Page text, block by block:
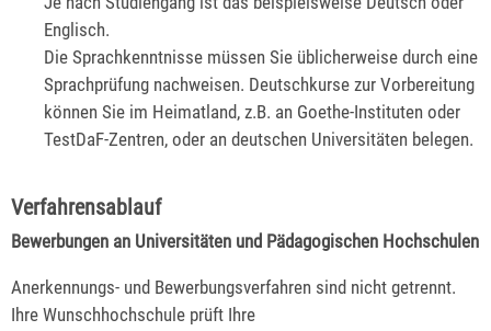
Englisch.
Die Sprachkenntnisse müssen Sie üblicherweise durch eine
Sprachprüfung nachweisen. Deutschkurse zur Vorbereitung
können Sie im Heimatland, z.B. an Goethe-Instituten oder
TestDaF-Zentren, oder an deutschen Universitäten belegen.
Verfahrensablauf
Bewerbungen an Universitäten und Pädagogischen Hochschulen
Anerkennungs- und Bewerbungsverfahren sind nicht getrennt.
Ihre Wunschhochschule prüft Ihre